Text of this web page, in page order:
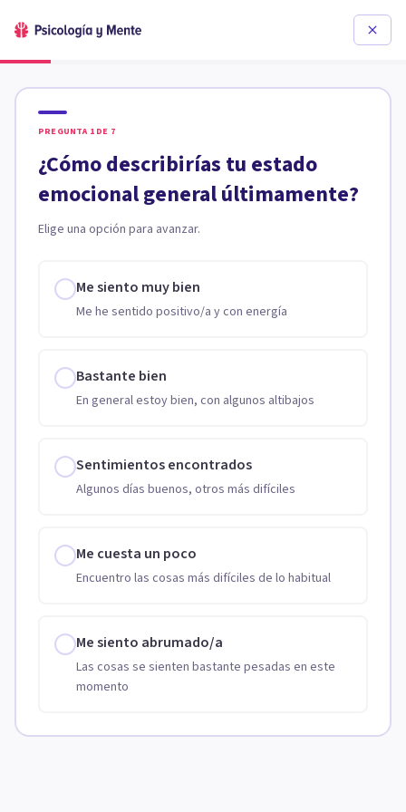
PREGUNTA 1 DE 7
¿Cómo describirías tu estado
emocional general últimamente?
Elige una opción para avanzar.
Me siento muy bien
Me he sentido positivo/a y con energía
Bastante bien
En general estoy bien, con algunos altibajos
Sentimientos encontrados
Algunos días buenos, otros más difíciles
Me cuesta un poco
Encuentro las cosas más difíciles de lo habitual
Me siento abrumado/a
Las cosas se sienten bastante pesadas en este
momento